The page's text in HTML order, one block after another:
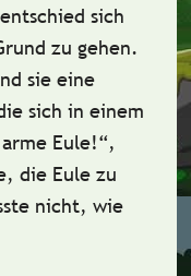
sich
zu gehen.
sie eine
sich in einem
Eule!“,
die Eule zu
nicht, wie